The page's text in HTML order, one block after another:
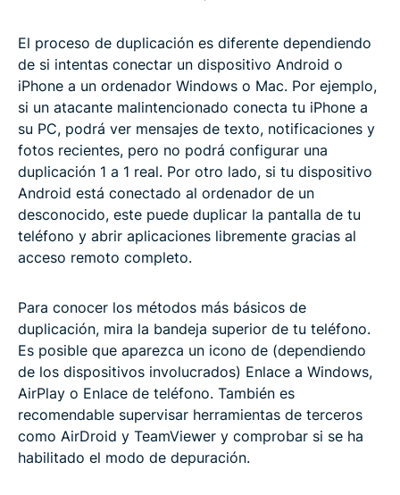
El proceso de duplicación es diferente dependiendo
de si intentas conectar un dispositivo Android o
iPhone a un ordenador Windows o Mac. Por ejemplo,
si un atacante malintencionado conecta tu iPhone a
su PC, podrá ver mensajes de texto, notificaciones y
fotos recientes, pero no podrá configurar una
duplicación 1 a 1 real. Por otro lado, si tu dispositivo
Android está conectado al ordenador de un
desconocido, este puede duplicar la pantalla de tu
teléfono y abrir aplicaciones libremente gracias al
acceso remoto completo.
Para conocer los métodos más básicos de
duplicación, mira la bandeja superior de tu teléfono.
Es posible que aparezca un icono de (dependiendo
de los dispositivos involucrados) Enlace a Windows,
AirPlay o Enlace de teléfono. También es
recomendable supervisar herramientas de terceros
como AirDroid y TeamViewer y comprobar si se ha
habilitado el modo de depuración.